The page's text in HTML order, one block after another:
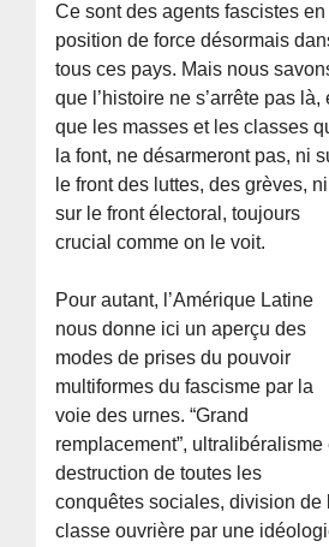
Ce sont des agents fascistes en
position de force désormais
tous ces pays. Mais nous
que l’histoire ne s’arrête pas là,
que les masses et les classes
la font, ne désarmeront pas, ni
le front des luttes, des grèves, ni
sur le front électoral, toujours
crucial comme on le voit.
Pour autant, l’Amérique Latine
nous donne ici un aperçu des
modes de prises du pouvoir
multiformes du fascisme par la
voie des urnes. “Grand
remplacement”, ultralibéralisme
destruction de toutes les
conquêtes sociales, division de
classe ouvrière par une